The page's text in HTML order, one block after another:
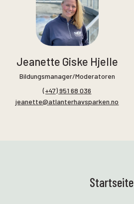
Jeanette Giske Hjelle
Bildungsmanager/Moderatoren
(+47) 951 68 036
jeanette@atlanterhavsparken.no
Startseite